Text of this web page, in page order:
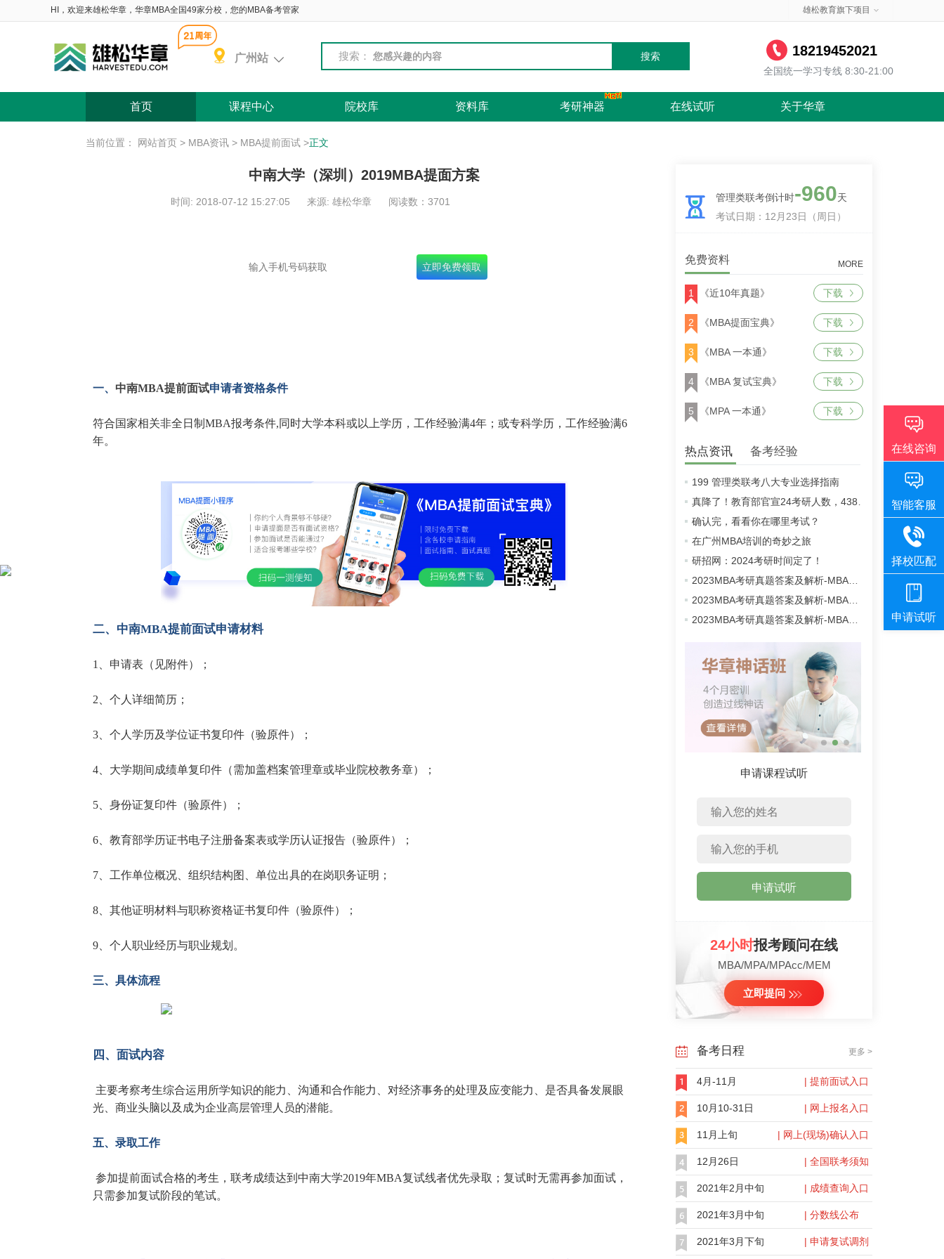
HI，欢迎来雄松华章，华章MBA全国49家分校，您的MBA备考管家 雄松教育旗下项目
广州站 搜索： 搜索 18219452021
全国统一学习专线 8:30-21:00
首页 课程中心 院校库 资料库 考研神器 在线试听 关于华章
当前位置： 网站首页 > MBA资讯 > MBA提前面试 >正文
中南大学（深圳）2019MBA提面方案
时间: 2018-07-12 15:27:05 来源: 雄松华章 阅读数： 3701
一、 中南MBA提前面试申请者资格条件
符合国家相关非全日制MBA报考条件,同时大学本科或以上学历，工作经验满4年；或专科学历，工作经验满6
年。
二、 中南MBA提前面试申请材料
1、申请表（见附件）；
2、个人详细简历；
3、个人学历及学位证书复印件（验原件）；
4、大学期间成绩单复印件（需加盖档案管理章或毕业院校教务章）；
5、身份证复印件（验原件）；
6、教育部学历证书电子注册备案表或学历认证报告（验原件）；
7、工作单位概况、组织结构图、单位出具的在岗职务证明；
8、其他证明材料与职称资格证书复印件（验原件）；
9、个人职业经历与职业规划。
三、具体流程
四、面试内容
主要考察考生综合运用所学知识的能力、沟通和合作能力、对经济事务的处理及应变能力、是否具备发展眼
光、商业头脑以及成为企业高层管理人员的潜能。
五、录取工作
参加提前面试合格的考生，联考成绩达到中南大学2019年MBA复试线者优先录取；复试时无需再参加面试，
只需参加复试阶段的笔试。
管理类联考倒计时-960天
考试日期：12月23日（周日）
免费资料 MORE
1 《近10年真题》 下载
2 《MBA提面宝典》 下载
3 《MBA 一本通》 下载
4 《MBA 复试宝典》 下载
5 《MPA 一本通》 下载
热点资讯 备考经验
199 管理类联考八大专业选择指南
真降了！教育部官宣24考研人数，438万！
确认完，看看你在哪里考试？
在广州MBA培训的奇妙之旅
研招网：2024考研时间定了！
2023MBA考研真题答案及解析-MBA英语二真题解析（雄松华章文字版）
2023MBA考研真题答案及解析-MBA数学真题解析（雄松华章文字版）
2023MBA考研真题答案及解析-MBA逻辑真题解析（雄松华章文字版）
申请课程试听
申请试听
24小时报考顾问在线
MBA/MPA/MPAcc/MEM
立即提问
备考日程 更多 >
4月-11月 | 提前面试入口
10月10-31日 | 网上报名入口
11月上旬 | 网上(现场)确认入口
12月26日 | 全国联考须知
2021年2月中旬 | 成绩查询入口
2021年3月中旬 | 分数线公布
2021年3月下旬 | 申请复试调剂